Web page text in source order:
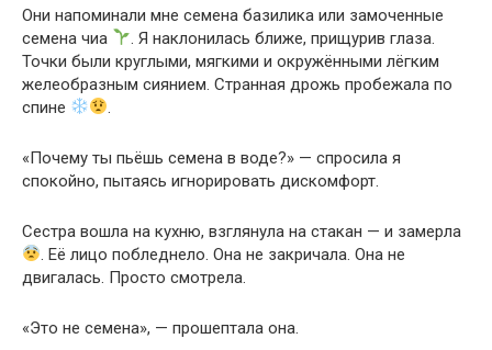
Они напоминали мне семена базилика или замоченные
семена чиа
. Я наклонилась ближе, прищурив глаза.
Точки были круглыми, мягкими и окружёнными лёгким
желеобразным сиянием. Странная дрожь пробежала по
спине
.
«Почему ты пьёшь семена в воде?» — спросила я
спокойно, пытаясь игнорировать дискомфорт.
Сестра вошла на кухню, взглянула на стакан — и замерла
. Её лицо побледнело. Она не закричала. Она не
двигалась. Просто смотрела.
«Это не семена», — прошептала она.